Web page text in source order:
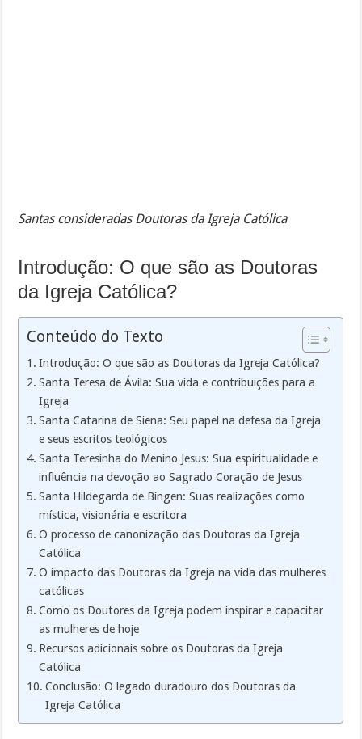
Santas consideradas Doutoras da Igreja Católica
Introdução: O que são as Doutoras
da Igreja Católica?
Conteúdo do Texto
Introdução: O que são as Doutoras da Igreja Católica?
Santa Teresa de Ávila: Sua vida e contribuições para a
Igreja
Santa Catarina de Siena: Seu papel na defesa da Igreja
e seus escritos teológicos
Santa Teresinha do Menino Jesus: Sua espiritualidade e
influência na devoção ao Sagrado Coração de Jesus
Santa Hildegarda de Bingen: Suas realizações como
mística, visionária e escritora
O processo de canonização das Doutoras da Igreja
Católica
O impacto das Doutoras da Igreja na vida das mulheres
católicas
Como os Doutores da Igreja podem inspirar e capacitar
as mulheres de hoje
Recursos adicionais sobre os Doutoras da Igreja
Católica
Conclusão: O legado duradouro dos Doutoras da
Igreja Católica